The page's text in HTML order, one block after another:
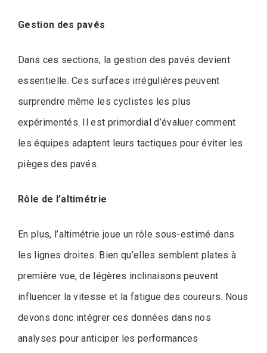
Gestion des pavés
Dans ces sections, la gestion des pavés devient
essentielle. Ces surfaces irrégulières peuvent
surprendre même les cyclistes les plus
expérimentés. Il est primordial d’évaluer comment
les équipes adaptent leurs tactiques pour éviter les
pièges des pavés.
Rôle de l’altimétrie
En plus, l’altimétrie joue un rôle sous-estimé dans
les lignes droites. Bien qu’elles semblent plates à
première vue, de légères inclinaisons peuvent
influencer la vitesse et la fatigue des coureurs. Nous
devons donc intégrer ces données dans nos
analyses pour anticiper les performances